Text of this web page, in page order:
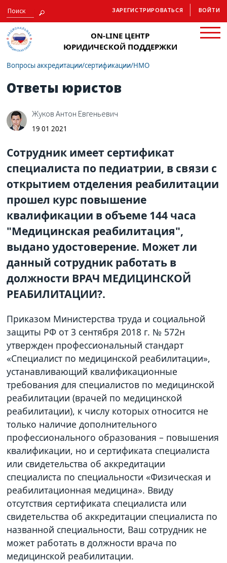
ON-LINE ЦЕНТР
ЮРИДИЧЕСКОЙ ПОДДЕРЖКИ
ЗАРЕГИСТРИРОВАТЬСЯ ВОЙТИ
Вопросы аккредитации/сертификации/НМО
Ответы юристов
Жуков Антон Евгеньевич
19 01 2021
Сотрудник имеет сертификат
специалиста по педиатрии, в связи с
открытием отделения реабилитации
прошел курс повышение
квалификации в объеме 144 часа
"Медицинская реабилитация",
выдано удостоверение. Может ли
данный сотрудник работать в
должности ВРАЧ МЕДИЦИНСКОЙ
РЕАБИЛИТАЦИИ?.
Приказом Министерства труда и социальной
защиты РФ от 3 сентября 2018 г. № 572н
утвержден профессиональный стандарт
«Специалист по медицинской реабилитации»,
устанавливающий квалификационные
требования для специалистов по медицинской
реабилитации (врачей по медицинской
реабилитации), к числу которых относится не
только наличие дополнительного
профессионального образования – повышения
квалификации, но и сертификата специалиста
или свидетельства об аккредитации
специалиста по специальности «Физическая и
реабилитационная медицина». Ввиду
отсутствия сертификата специалиста или
свидетельства об аккредитации специалиста по
названной специальности, Ваш сотрудник не
может работать в должности врача по
медицинской реабилитации.